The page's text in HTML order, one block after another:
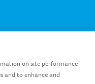
on site performance
and to enhance and